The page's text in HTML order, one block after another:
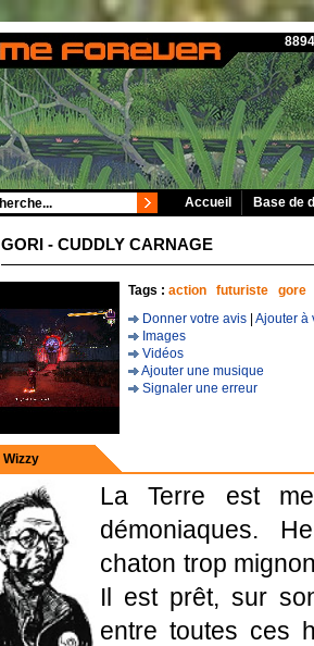
Accueil Base de
GORI - CUDDLY CARNAGE
Tags : action futuriste
gore
Donner votre avis Ajouter à
Images
Vidéos
Ajouter une musique
Signaler une erreur
Wizzy
La Terre est
démoniaques.
chaton trop
Il est prêt, sur
entre toutes ces